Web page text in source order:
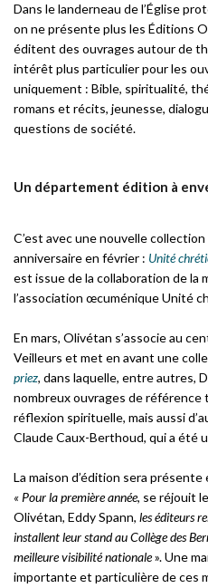
Dans le landerneau de l’Église
on ne présente plus les Éditions
éditent des ouvrages autour de
intérêt plus particulier pour les
uniquement : Bible, spiritualité,
romans et récits, jeunesse,
questions de société.
Un département édition à
C’est avec une nouvelle
anniversaire en février : Unité
est issue de la collaboration de la
l’association œcuménique Unité
En mars, Olivétan s’associe au
Veilleurs et met en avant une
priez, dans laquelle, entre autres,
nombreux ouvrages de référence
réflexion spirituelle, mais aussi
Claude Caux-Berthoud, qui a été
La maison d’édition sera présente
« Pour la première année, se réjouit
Olivétan, Eddy Spann, les éditeurs
installent leur stand au Collège des
meilleure visibilité nationale». Une
importante et particulière de ces